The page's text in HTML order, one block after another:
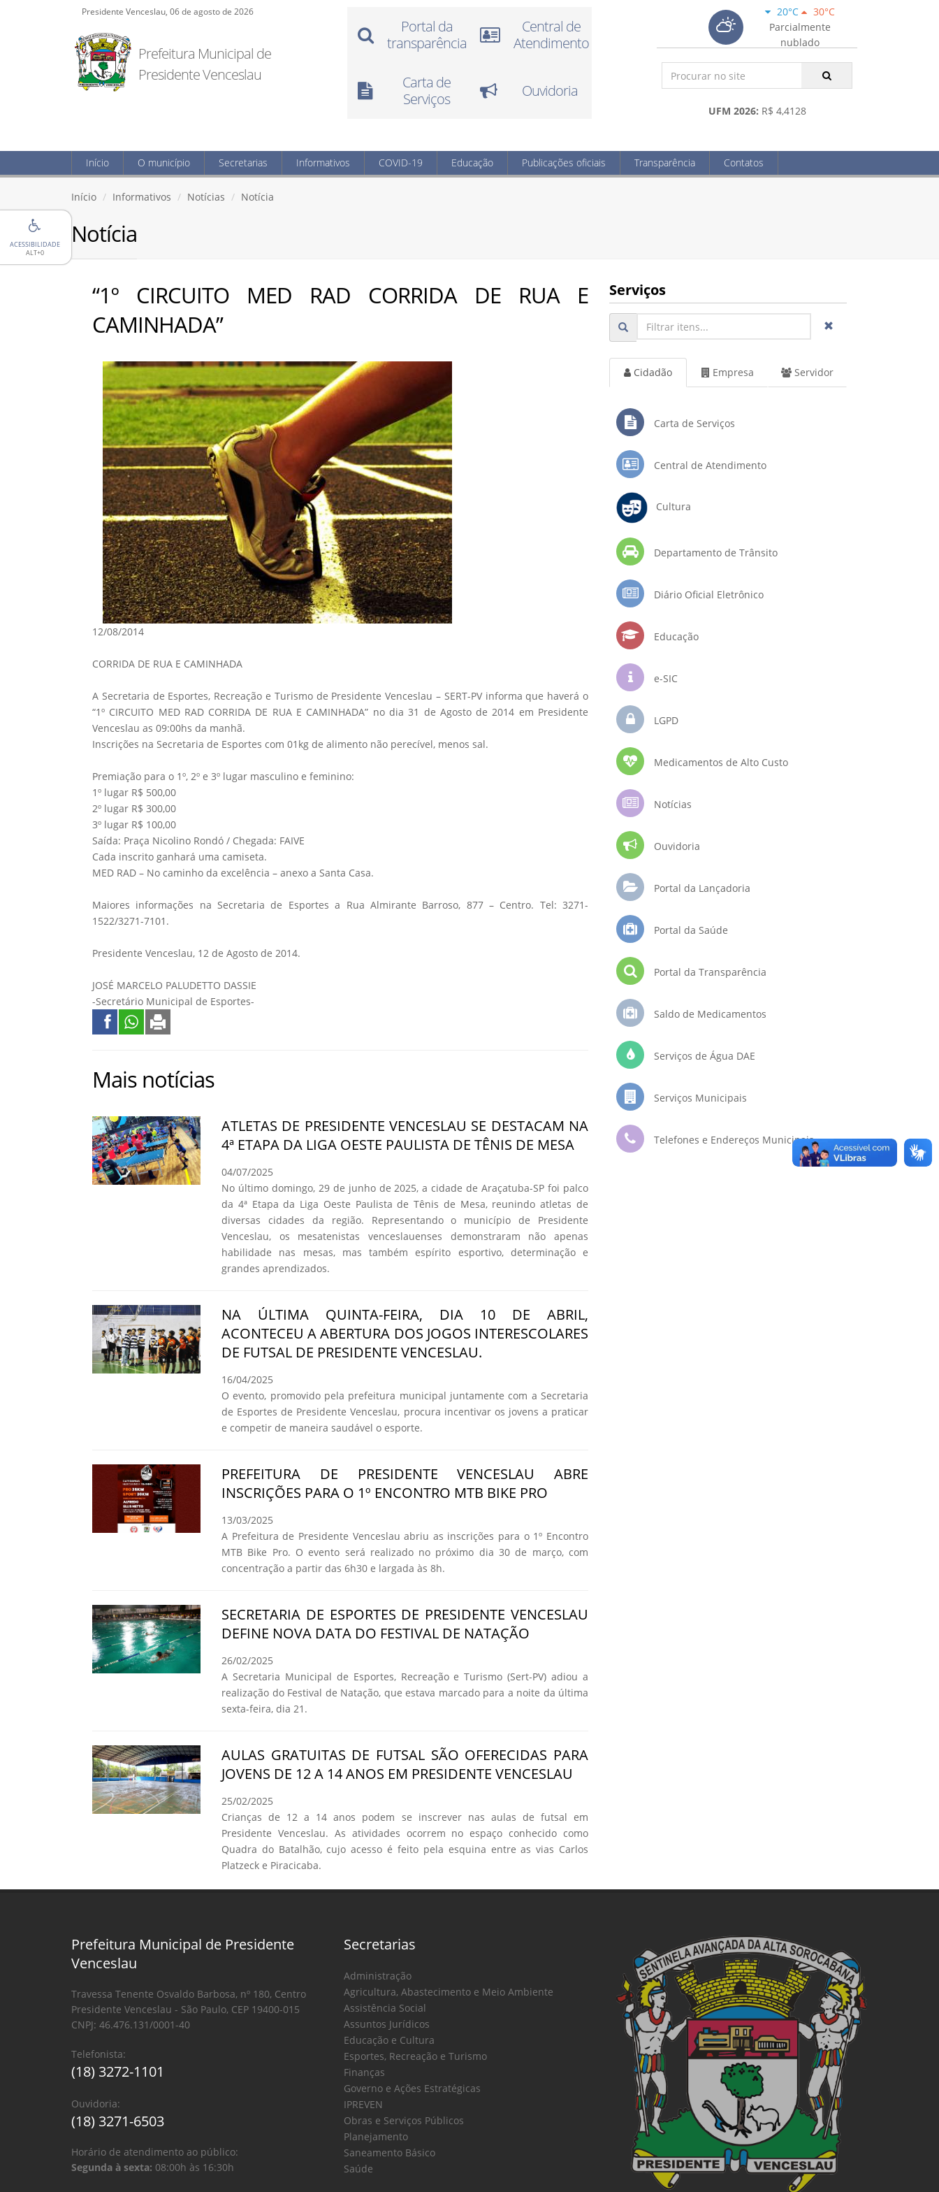
ACESSIBILIDADE
ALT+0
Presidente Venceslau, 06 de agosto de 2026
Prefeitura Municipal de
Presidente Venceslau
Portal da
transparência
Central de
Atendimento
Carta de
Serviços
Ouvidoria
20°C
30°C
Parcialmente
nublado
UFM 2026: R$ 4,4128
Início O município Secretarias Informativos COVID-19 Educação Publicações oficiais Transparência Contatos
Início Informativos Notícias Notícia
Notícia
“1º CIRCUITO MED RAD CORRIDA DE RUA E
CAMINHADA”
12/08/2014
CORRIDA DE RUA E CAMINHADA
A Secretaria de Esportes, Recreação e Turismo de Presidente Venceslau – SERT-PV informa que haverá o
“1º CIRCUITO MED RAD CORRIDA DE RUA E CAMINHADA” no dia 31 de Agosto de 2014 em Presidente
Venceslau as 09:00hs da manhã.
Inscrições na Secretaria de Esportes com 01kg de alimento não perecível, menos sal.
Premiação para o 1º, 2º e 3º lugar masculino e feminino:
1º lugar R$ 500,00
2º lugar R$ 300,00
3º lugar R$ 100,00
Saída: Praça Nicolino Rondó / Chegada: FAIVE
Cada inscrito ganhará uma camiseta.
MED RAD – No caminho da excelência – anexo a Santa Casa.
Maiores informações na Secretaria de Esportes a Rua Almirante Barroso, 877 – Centro. Tel: 3271-
1522/3271-7101.
Presidente Venceslau, 12 de Agosto de 2014.
JOSÉ MARCELO PALUDETTO DASSIE
-Secretário Municipal de Esportes-
Mais notícias
ATLETAS DE PRESIDENTE VENCESLAU SE DESTACAM NA
4ª ETAPA DA LIGA OESTE PAULISTA DE TÊNIS DE MESA
04/07/2025
No último domingo, 29 de junho de 2025, a cidade de Araçatuba-SP foi palco
da 4ª Etapa da Liga Oeste Paulista de Tênis de Mesa, reunindo atletas de
diversas cidades da região. Representando o município de Presidente
Venceslau, os mesatenistas venceslauenses demonstraram não apenas
habilidade nas mesas, mas também espírito esportivo, determinação e
grandes aprendizados.
NA ÚLTIMA QUINTA-FEIRA, DIA 10 DE ABRIL,
ACONTECEU A ABERTURA DOS JOGOS INTERESCOLARES
DE FUTSAL DE PRESIDENTE VENCESLAU.
16/04/2025
O evento, promovido pela prefeitura municipal juntamente com a Secretaria
de Esportes de Presidente Venceslau, procura incentivar os jovens a praticar
e competir de maneira saudável o esporte.
PREFEITURA DE PRESIDENTE VENCESLAU ABRE
INSCRIÇÕES PARA O 1º ENCONTRO MTB BIKE PRO
13/03/2025
A Prefeitura de Presidente Venceslau abriu as inscrições para o 1º Encontro
MTB Bike Pro. O evento será realizado no próximo dia 30 de março, com
concentração a partir das 6h30 e largada às 8h.
SECRETARIA DE ESPORTES DE PRESIDENTE VENCESLAU
DEFINE NOVA DATA DO FESTIVAL DE NATAÇÃO
26/02/2025
A Secretaria Municipal de Esportes, Recreação e Turismo (Sert-PV) adiou a
realização do Festival de Natação, que estava marcado para a noite da última
sexta-feira, dia 21.
AULAS GRATUITAS DE FUTSAL SÃO OFERECIDAS PARA
JOVENS DE 12 A 14 ANOS EM PRESIDENTE VENCESLAU
25/02/2025
Crianças de 12 a 14 anos podem se inscrever nas aulas de futsal em
Presidente Venceslau. As atividades ocorrem no espaço conhecido como
Quadra do Batalhão, cujo acesso é feito pela esquina entre as vias Carlos
Platzeck e Piracicaba.
Serviços
Cidadão Empresa Servidor
Carta de Serviços
Central de Atendimento
Cultura
Departamento de Trânsito
Diário Oficial Eletrônico
Educação
e-SIC
LGPD
Medicamentos de Alto Custo
Notícias
Ouvidoria
Portal da Lançadoria
Portal da Saúde
Portal da Transparência
Saldo de Medicamentos
Serviços de Água DAE
Serviços Municipais
Telefones e Endereços Municipais
Prefeitura Municipal de Presidente
Venceslau
Travessa Tenente Osvaldo Barbosa, nº 180, Centro
Presidente Venceslau - São Paulo, CEP 19400-015
CNPJ: 46.476.131/0001-40
Telefonista:
(18) 3272-1101
Ouvidoria:
(18) 3271-6503
Horário de atendimento ao público:
Segunda à sexta: 08:00h às 16:30h
Secretarias
Administração
Agricultura, Abastecimento e Meio Ambiente
Assistência Social
Assuntos Jurídicos
Educação e Cultura
Esportes, Recreação e Turismo
Finanças
Governo e Ações Estratégicas
IPREVEN
Obras e Serviços Públicos
Planejamento
Saneamento Básico
Saúde